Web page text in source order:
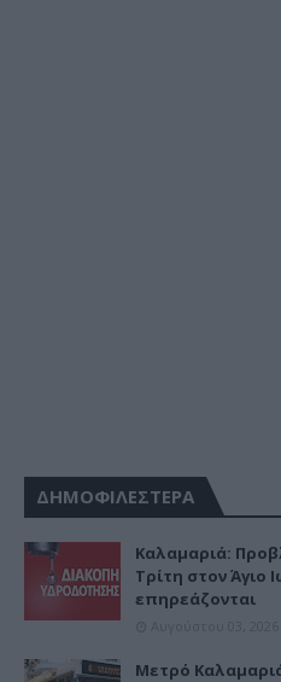
ΔΗΜΟΦΙΛΕΣΤΕΡΑ
Καλαμαριά:
Τρίτη στον Άγιο
επηρεάζονται
Μετρό